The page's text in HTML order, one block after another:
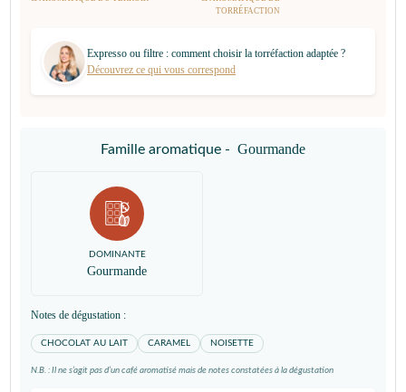
TORRÉFACTION
Expresso ou filtre : comment choisir la torréfaction adaptée ?
Découvrez ce qui vous correspond
Famille aromatique - Gourmande
DOMINANTE
Gourmande
Notes de dégustation :
CHOCOLAT AU LAIT CARAMEL NOISETTE
N.B. : Il ne s’agit pas d’un café aromatisé mais de notes constatées à la dégustation